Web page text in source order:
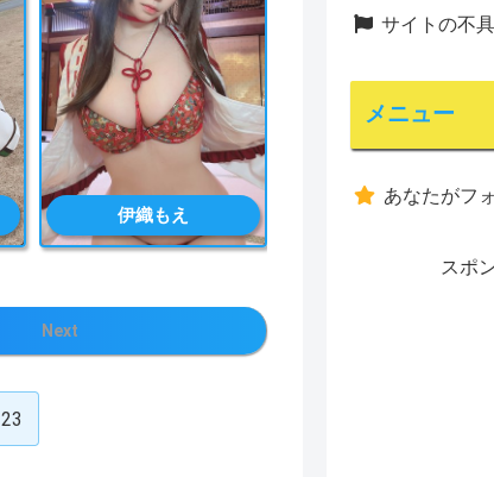
伊織もえ
Next
23
サイトの不
メニュー
あなたがフ
スポ